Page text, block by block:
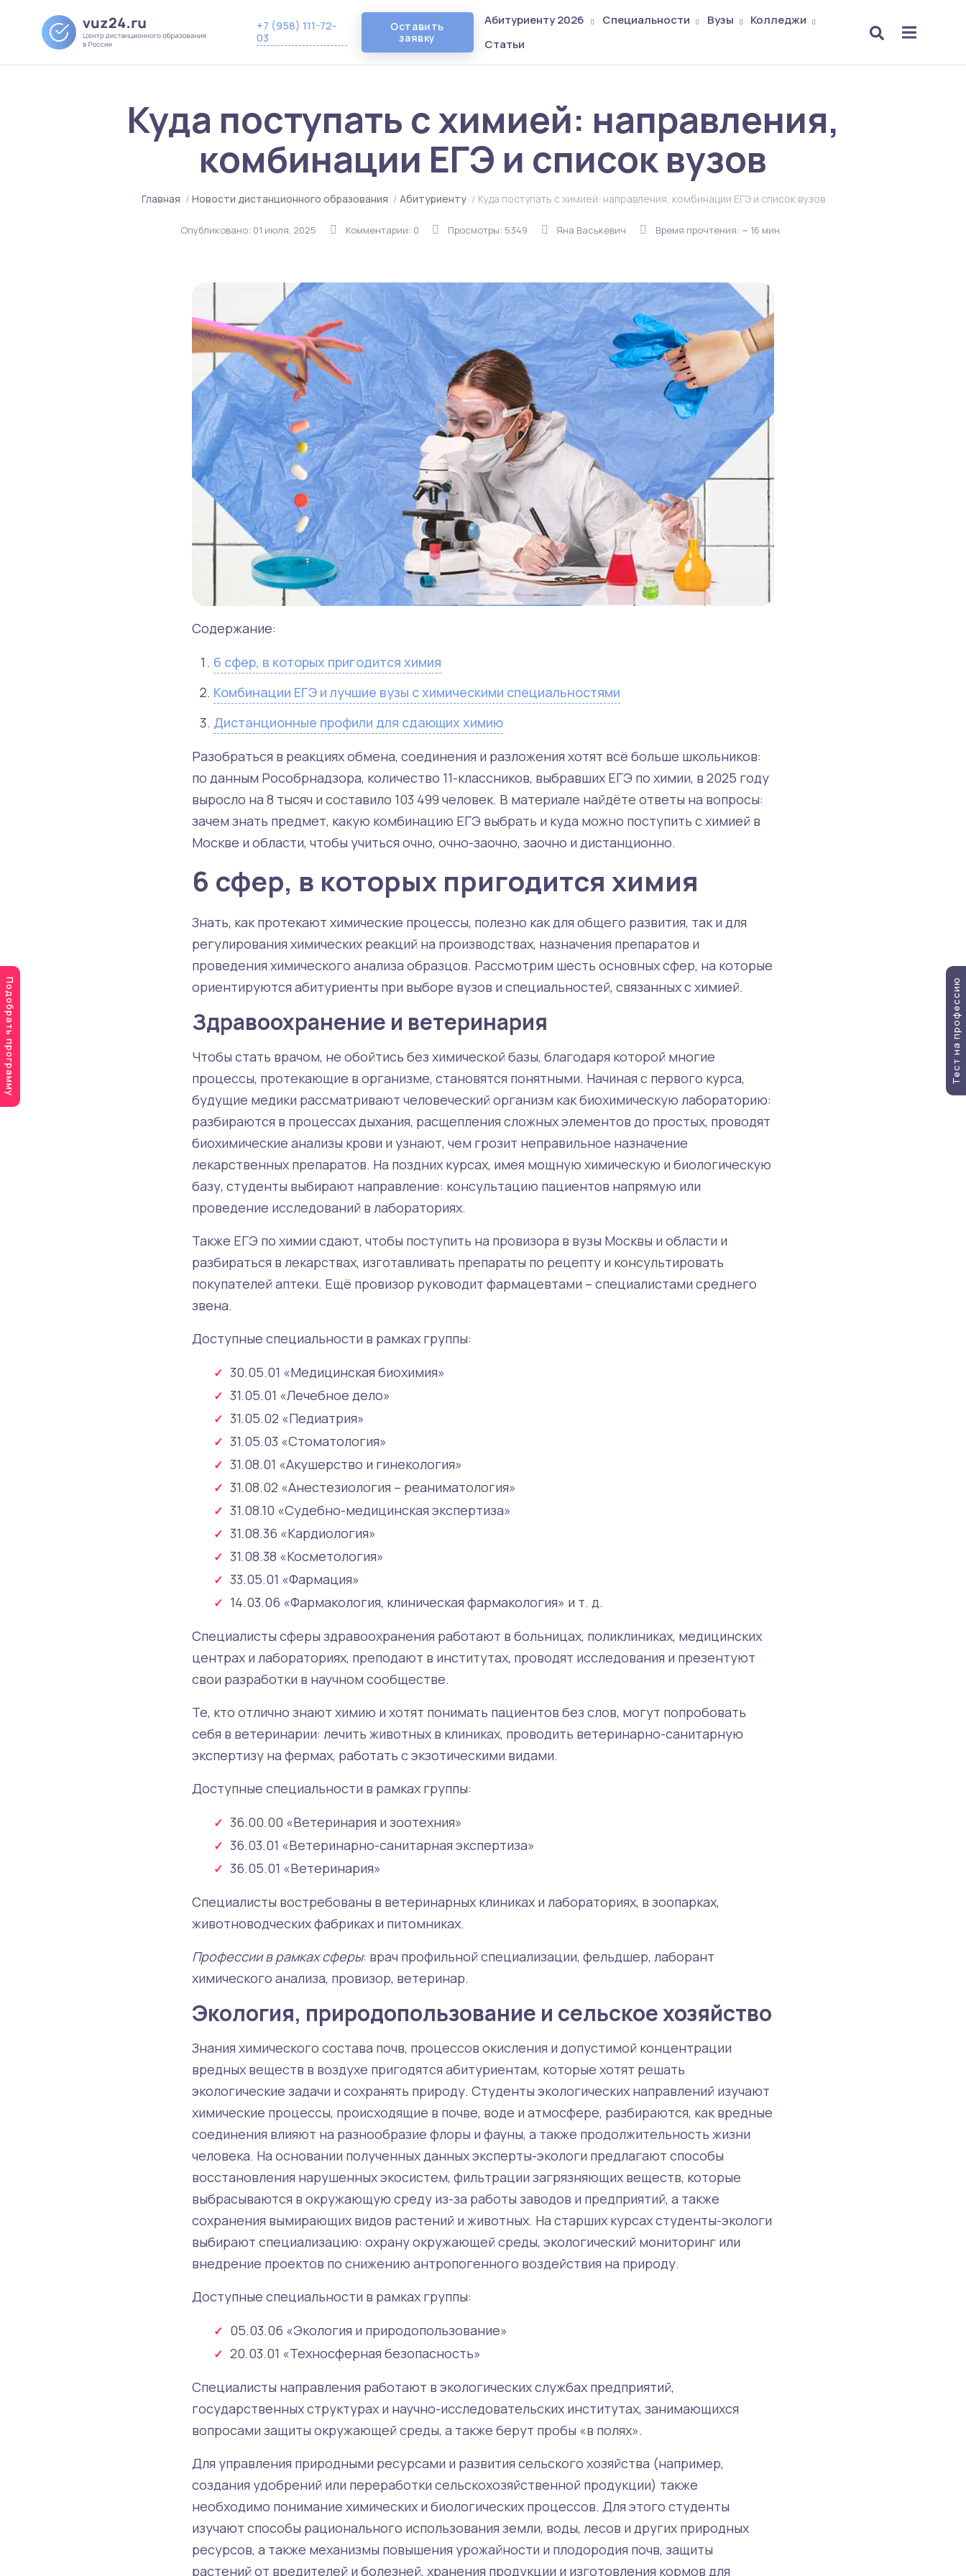
+7 (958) 111-72-
03
Оставить
заявку
Абитуриенту 2026 Специальности Вузы
Колледжи
Статьи
Куда поступать с химией: направления,
комбинации ЕГЭ и список вузов
Главная / Новости дистанционного образования / Абитуриенту / Куда поступать с химией: направления, комбинации ЕГЭ и список вузов
Опубликовано: 01 июля, 2025 Комментарии: 0 Просмотры: 5349 Яна Васькевич Время прочтения: ~ 16 мин.
Содержание:
6 сфер, в которых пригодится химия
Комбинации ЕГЭ и лучшие вузы с химическими специальностями
Дистанционные профили для сдающих химию
Разобраться в реакциях обмена, соединения и разложения хотят всё больше школьников:
по данным Рособрнадзора, количество 11-классников, выбравших ЕГЭ по химии, в 2025 году
выросло на 8 тысяч и составило 103 499 человек. В материале найдёте ответы на вопросы:
зачем знать предмет, какую комбинацию ЕГЭ выбрать и куда можно поступить с химией в
Москве и области, чтобы учиться очно, очно-заочно, заочно и дистанционно.
6 сфер, в которых пригодится химия
Знать, как протекают химические процессы, полезно как для общего развития, так и для
регулирования химических реакций на производствах, назначения препаратов и
проведения химического анализа образцов. Рассмотрим шесть основных сфер, на которые
ориентируются абитуриенты при выборе вузов и специальностей, связанных с химией.
Здравоохранение и ветеринария
Чтобы стать врачом, не обойтись без химической базы, благодаря которой многие
процессы, протекающие в организме, становятся понятными. Начиная с первого курса,
будущие медики рассматривают человеческий организм как биохимическую лабораторию:
разбираются в процессах дыхания, расщепления сложных элементов до простых, проводят
биохимические анализы крови и узнают, чем грозит неправильное назначение
лекарственных препаратов. На поздних курсах, имея мощную химическую и биологическую
базу, студенты выбирают направление: консультацию пациентов напрямую или
проведение исследований в лабораториях.
Также ЕГЭ по химии сдают, чтобы поступить на провизора в вузы Москвы и области и
разбираться в лекарствах, изготавливать препараты по рецепту и консультировать
покупателей аптеки. Ещё провизор руководит фармацевтами – специалистами среднего
звена.
Доступные специальности в рамках группы:
30.05.01 «Медицинская биохимия»
31.05.01 «Лечебное дело»
31.05.02 «Педиатрия»
31.05.03 «Стоматология»
31.08.01 «Акушерство и гинекология»
31.08.02 «Анестезиология – реаниматология»
31.08.10 «Судебно-медицинская экспертиза»
31.08.36 «Кардиология»
31.08.38 «Косметология»
33.05.01 «Фармация»
14.03.06 «Фармакология, клиническая фармакология» и т. д.
Специалисты сферы здравоохранения работают в больницах, поликлиниках, медицинских
центрах и лабораториях, преподают в институтах, проводят исследования и презентуют
свои разработки в научном сообществе.
Те, кто отлично знают химию и хотят понимать пациентов без слов, могут попробовать
себя в ветеринарии: лечить животных в клиниках, проводить ветеринарно-санитарную
экспертизу на фермах, работать с экзотическими видами.
Доступные специальности в рамках группы:
36.00.00 «Ветеринария и зоотехния»
36.03.01 «Ветеринарно-санитарная экспертиза»
36.05.01 «Ветеринария»
Специалисты востребованы в ветеринарных клиниках и лабораториях, в зоопарках,
животноводческих фабриках и питомниках.
Профессии в рамках сферы: врач профильной специализации, фельдшер, лаборант
химического анализа, провизор, ветеринар.
Экология, природопользование и сельское хозяйство
Знания химического состава почв, процессов окисления и допустимой концентрации
вредных веществ в воздухе пригодятся абитуриентам, которые хотят решать
экологические задачи и сохранять природу. Студенты экологических направлений изучают
химические процессы, происходящие в почве, воде и атмосфере, разбираются, как вредные
соединения влияют на разнообразие флоры и фауны, а также продолжительность жизни
человека. На основании полученных данных эксперты-экологи предлагают способы
восстановления нарушенных экосистем, фильтрации загрязняющих веществ, которые
выбрасываются в окружающую среду из-за работы заводов и предприятий, а также
сохранения вымирающих видов растений и животных. На старших курсах студенты-экологи
выбирают специализацию: охрану окружающей среды, экологический мониторинг или
внедрение проектов по снижению антропогенного воздействия на природу.
Доступные специальности в рамках группы:
05.03.06 «Экология и природопользование»
20.03.01 «Техносферная безопасность»
Специалисты направления работают в экологических службах предприятий,
государственных структурах и научно-исследовательских институтах, занимающихся
вопросами защиты окружающей среды, а также берут пробы «в полях».
Для управления природными ресурсами и развития сельского хозяйства (например,
создания удобрений или переработки сельскохозяйственной продукции) также
необходимо понимание химических и биологических процессов. Для этого студенты
изучают способы рационального использования земли, воды, лесов и других природных
ресурсов, а также механизмы повышения урожайности и плодородия почв, защиты
растений от вредителей и болезней, хранения продукции и изготовления кормов для
Подобрать программу Тест на профессию